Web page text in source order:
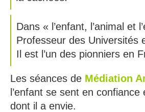
Dans « l’enfant, l’animal et
Professeur des Universités
Il est l’un des pionniers en
Les séances de Médiation
l’enfant se sent en
dont il a envie.